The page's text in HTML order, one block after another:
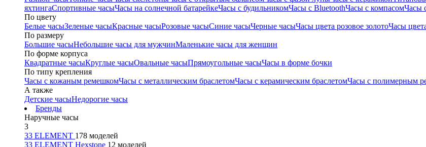
яхтингаСпортивные часыЧасы на солнечной батарейкеЧасы с будильникомЧасы с BluetoothЧасы с компасомЧасы
По цвету
Белые часыЗеленые часыКрасные часыРозовые часыСиние часыЧерные часыЧасы цвета розовое золотоЧасы
По размеру
Большие часыНебольшие часы для мужчинМаленькие часы для женщин
По форме корпуса
Квадратные часыКруглые часыОвальные часыПрямоугольные часыЧасы в форме бочки
По типу крепления
Часы с кожаным ремешкомЧасы с металлическим браслетомЧасы с керамическим браслетомЧасы с полимерным
А также
Детские часыНедорогие часы
Бренды
Наручные часы
3
33 ELEMENT 178 моделей
33 ELEMENT Hexstone 12 моделей